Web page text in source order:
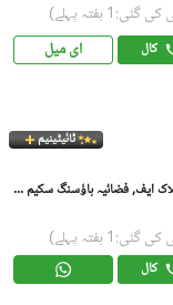
ہفتہ پہلے)
کال ای میل
ٹائیٹینیم
فضائیہ ہاؤسنگ سکیم فیز 1 - بلاک ایف, فضائیہ ہاؤسنگ سکیم فیز 1
ہفتہ پہلے)
کال